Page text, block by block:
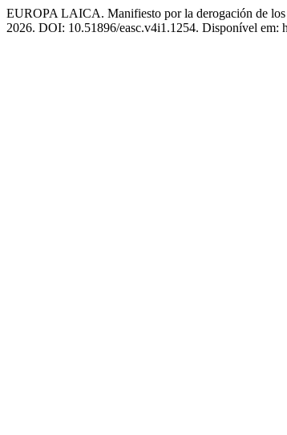
EUROPA LAICA. Manifiesto por la derogación de los
2026. DOI: 10.51896/easc.v4i1.1254. Disponível em: